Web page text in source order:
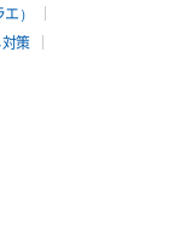
）
策